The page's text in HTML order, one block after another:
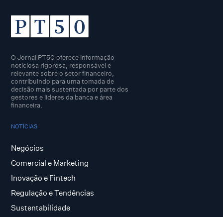
O Jornal PT50 oferece informação
noticiosa rigorosa, responsável e
relevante sobre o setor financeiro,
contribuindo para uma tomada de
decisão mais sustentada por parte dos
gestores e lideres da banca e área
financeira.
NOTÍCIAS
Negócios
Comercial e Marketing
Inovação e Fintech
Regulação e Tendências
Sustentabilidade